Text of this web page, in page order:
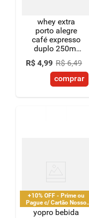
whey extra
porto alegre
café expresso
duplo 250ml
zero lactose
R$ 4,99 R$ 6,49
comprar
+10% OFF - Prime ou
Pague c/ Cartão Nosso
Pay
yopro bebida